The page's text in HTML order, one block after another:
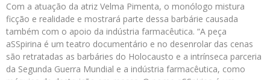
Com a atuação da atriz Velma Pimenta, o monólogo mistura
ficção e realidade e mostrará parte dessa barbárie causada
também com o apoio da indústria farmacêutica. “A peça
aSSpirina é um teatro documentário e no desenrolar das cenas
são retratadas as barbáries do Holocausto e a intrínseca parceria
da Segunda Guerra Mundial e a indústria farmacêutica, como